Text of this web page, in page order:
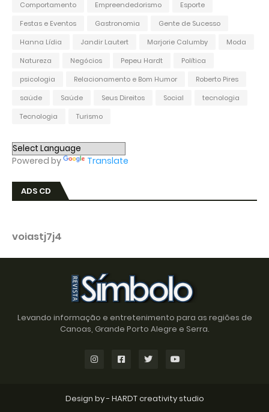
Comportamento
Empreendedorismo
Esporte
Festas e Eventos
Gastronomia
Gente de Sucesso
Hanna Lídia
Jandir Lautert Marjorie Calumby
Moda
Natureza
Negócios Pepeu Hardt
Política
psicologia
Relacionamento e Bom Humor
Roberto Pires
saúde
Saúde Seus Direitos Social
tecnologia
Tecnologia
Turismo
Powered by Translate
ADS CD
voiastj7j4
Levando informação e entretenimento para as regiões de
Canoas, Grande Porto Alegre e Serra.
Design by - HARDT creativity studio